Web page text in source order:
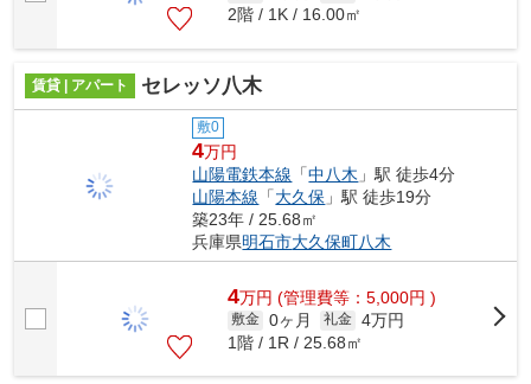
2階 / 1K / 16.00㎡
賃貸 | アパート セレッソ八木
敷0
4万円
山陽電鉄本線 「中八木 」駅 徒歩4分
山陽本線 「大久保 」駅 徒歩19分
築23年 / 25.68㎡
兵庫県明石市大久保町八木
4万円 (管理費等：5,000円 )
敷金 0ヶ月 礼金 4万円
1階 / 1R / 25.68㎡